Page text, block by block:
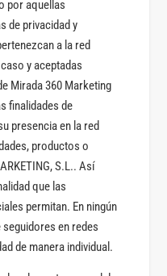
por aquellas
de privacidad y
a la red
y aceptadas
Mirada 360 Marketing
finalidades de
presencia en la red
productos o
S.L.. Así
que las
permitan. En ningún
en redes
de manera individual.